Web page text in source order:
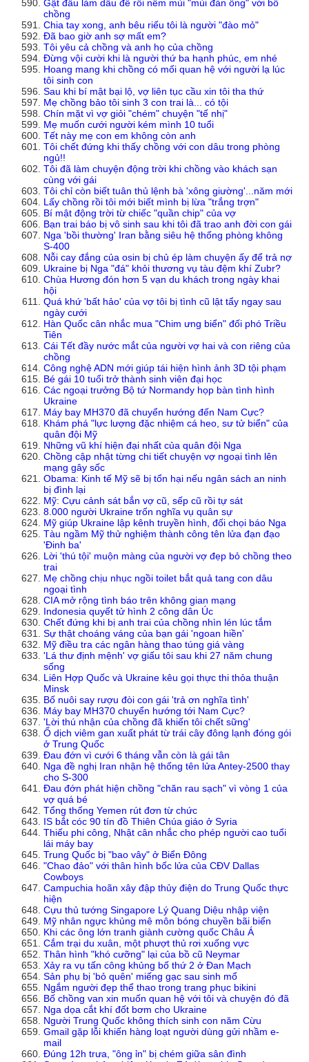
Gật đầu làm dâu để rồi nếm mùi "mùi đàn ông" với bố
chồng
Chia tay xong, anh bêu riếu tôi là người "đào mỏ"
Đã bao giờ anh sợ mất em?
Tôi yêu cả chồng và anh họ của chồng
Đừng vội cười khi là người thứ ba hạnh phúc, em nhé
Hoang mang khi chồng có mối quan hệ với người lạ lúc
tôi sinh con
Sau khi bí mật bại lộ, vợ liên tục cầu xin tôi tha thứ
Mẹ chồng bảo tôi sinh 3 con trai là... có tội
Chín mặt vì vợ giỏi "chém" chuyện "tế nhị"
Mẹ muốn cưới người kém mình 10 tuổi
Tết này mẹ con em không còn anh
Tôi chết đứng khi thấy chồng với con dâu trong phòng
ngủ!!
Tôi đã làm chuyện động trời khi chồng vào khách sạn
cùng với gái
Tôi chỉ còn biết tuân thủ lệnh bà 'xông giường'...năm mới
Lấy chồng rồi tôi mới biết mình bị lừa "trắng trợn"
Bí mật động trời từ chiếc "quần chip" của vợ
Bạn trai báo bị vô sinh sau khi tôi đã trao anh đời con gái
Nga 'bồi thường' Iran bằng siêu hệ thống phòng không
S-400
Nỗi cay đắng của osin bị chủ ép làm chuyện ấy để trả nợ
Ukraine bị Nga "đá" khỏi thương vụ tàu đệm khí Zubr?
Chùa Hương đón hơn 5 vạn du khách trong ngày khai
hội
Quá khứ 'bất hảo' của vợ tôi bị tình cũ lật tẩy ngay sau
ngày cưới
Hàn Quốc cân nhắc mua "Chim ưng biển" đối phó Triều
Tiên
Cái Tết đầy nước mắt của người vợ hai và con riêng của
chồng
Công nghệ ADN mới giúp tái hiện hình ảnh 3D tội phạm
Bé gái 10 tuổi trở thành sinh viên đại học
Các ngoại trưởng Bộ tứ Normandy họp bàn tình hình
Ukraine
Máy bay MH370 đã chuyển hướng đến Nam Cực?
Khám phá "lực lượng đặc nhiệm cá heo, sư tử biển" của
quân đội Mỹ
Những vũ khí hiện đại nhất của quân đội Nga
Chồng cập nhật từng chi tiết chuyện vợ ngoại tình lên
mạng gây sốc
Obama: Kinh tế Mỹ sẽ bị tổn hại nếu ngân sách an ninh
bị đình lại
Mỹ: Cựu cảnh sát bắn vợ cũ, sếp cũ rồi tự sát
8.000 người Ukraine trốn nghĩa vụ quân sự
Mỹ giúp Ukraine lập kênh truyền hình, đối chọi báo Nga
Tàu ngầm Mỹ thử nghiệm thành công tên lửa đạn đạo
'Đinh ba'
Lời 'thú tội' muộn màng của người vợ đẹp bỏ chồng theo
trai
Mẹ chồng chịu nhục ngồi toilet bắt quả tang con dâu
ngoại tình
CIA mở rộng tình báo trên không gian mạng
Indonesia quyết tử hình 2 công dân Úc
Chết đứng khi bị anh trai của chồng nhìn lén lúc tắm
Sự thật choáng váng của bạn gái 'ngoan hiền'
Mỹ điều tra các ngân hàng thao túng giá vàng
'Lá thư định mệnh' vợ giấu tôi sau khi 27 năm chung
sống
Liên Hợp Quốc và Ukraine kêu gọi thực thi thỏa thuận
Minsk
Bố nuôi say rượu đòi con gái 'trả ơn nghĩa tình'
Máy bay MH370 chuyển hướng tới Nam Cực?
'Lời thú nhận của chồng đã khiến tôi chết sững'
Ổ dịch viêm gan xuất phát từ trái cây đông lạnh đóng gói
ở Trung Quốc
Đau đớn vì cưới 6 tháng vẫn còn là gái tân
Nga đề nghị Iran nhận hệ thống tên lửa Antey-2500 thay
cho S-300
Đau đớn phát hiện chồng "chăn rau sạch" vì vòng 1 của
vợ quá bé
Tổng thống Yemen rút đơn từ chức
IS bắt cóc 90 tín đồ Thiên Chúa giáo ở Syria
Thiếu phi công, Nhật cân nhắc cho phép người cao tuổi
lái máy bay
Trung Quốc bị "bao vây" ở Biển Đông
"Chao đảo" với thân hình bốc lửa của CĐV Dallas
Cowboys
Campuchia hoãn xây đập thủy điện do Trung Quốc thực
hiện
Cựu thủ tướng Singapore Lý Quang Diệu nhập viện
Mỹ nhân ngực khủng mê môn bóng chuyền bãi biển
Khi các ông lớn tranh giành cường quốc Châu Á
Cắm trại du xuân, một phượt thủ rơi xuống vực
Thân hình "khó cưỡng" lại của bồ cũ Neymar
Xảy ra vụ tấn công khủng bố thứ 2 ở Đan Mạch
Sản phụ bị 'bỏ quên' miếng gạc sau sinh mổ
Ngắm người đẹp thể thao trong trang phục bikini
Bố chồng van xin muốn quan hệ với tôi và chuyện đó đã
Nga dọa cắt khí đốt bơm cho Ukraine
Người Trung Quốc không thích sinh con năm Cừu
Gmail gặp lỗi khiến hàng loạt người dùng gửi nhầm e-
mail
Đúng 12h trưa, "ông ỉn" bị chém giữa sân đình